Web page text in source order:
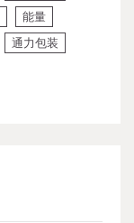
能量
通力包装